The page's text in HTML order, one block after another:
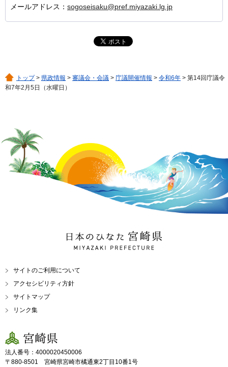
メールアドレス： sogoseisaku@pref.miyazaki.lg.jp
トップ> 県政情報 > 審議会・会議 > 庁議開催情報 > 令和6年 > 第14回庁議令
和7年2月5日（水曜日）
日本のひなた 宮崎県
MIYAZAKI PREFECTURE
サイトのご利用について
アクセシビリティ方針
サイトマップ
リンク集
宮崎県
法人番号：4000020450006
〒880-8501 宮崎県宮崎市橘通東2丁目10番1号